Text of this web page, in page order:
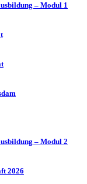
– Modul 1
– Modul 2
2026